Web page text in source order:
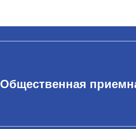
Общественная